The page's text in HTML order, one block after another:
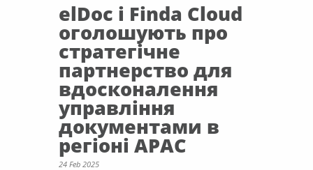
elDoc і Finda Cloud
оголошують про
стратегічне
партнерство для
вдосконалення
управління
документами в
регіоні APAC
24 Feb 2025